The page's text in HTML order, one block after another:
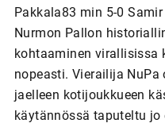
Pakkala83 min 5-0
Nurmon Pallon
kohtaaminen virallisissa
nopeasti. Vierailija
jaelleen kotijoukkueen
käytännössä taputeltu jo